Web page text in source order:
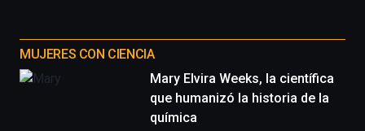
MUJERES CON CIENCIA
Mary Elvira Weeks, la científica
que humanizó la historia de la
química